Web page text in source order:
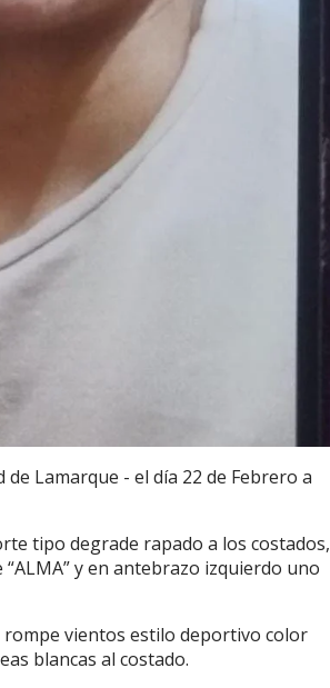
Lamarque - el día 22 de Febrero a
tipo degrade rapado a los costados,
y en antebrazo izquierdo uno
vientos estilo deportivo color
blancas al costado.